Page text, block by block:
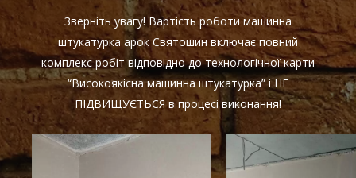
Зверніть увагу! Вартість роботи машинна
штукатурка арок Святошин включає повний
комплекс робіт відповідно до технологічної карти
“Високоякісна машинна штукатурка” і НЕ
ПІДВИЩУЄТЬСЯ в процесі виконання!